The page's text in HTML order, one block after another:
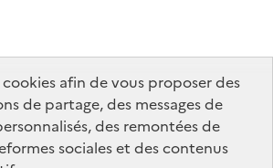
afin de vous proposer des
de partage, des messages de
des remontées de
sociales et des contenus
info.gouv.fr
data.gouv.fr